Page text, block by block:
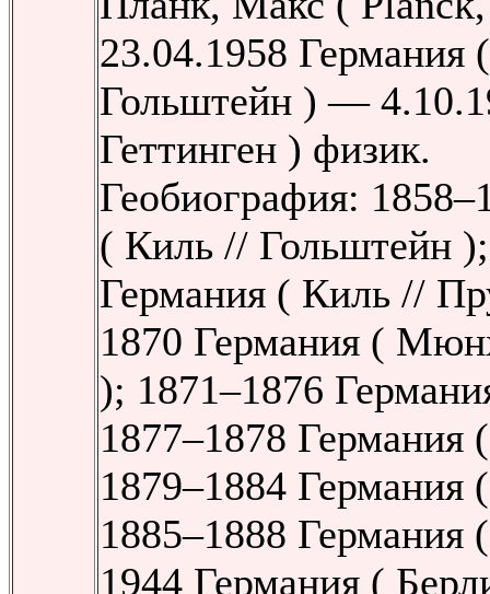
23.04.1958 Германия
Гольштейн ) —
Геттинген ) физик.
Геобиография:
( Киль // Гольштейн
Германия ( Киль //
1870 Германия (
); 1871–1876
1877–1878 Германия
1879–1884
1885–1888 Германия
1944 Германия (